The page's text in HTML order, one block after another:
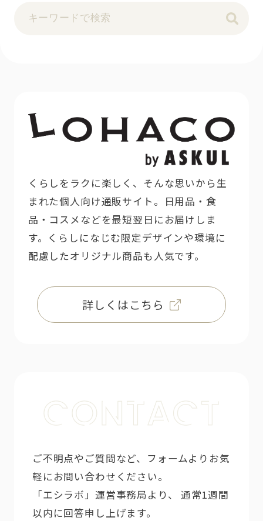
くらしをラクに楽しく、そんな思いから生
まれた個人向け通販サイト。日用品・食
品・コスメなどを最短翌日にお届けしま
す。くらしになじむ限定デザインや環境に
配慮したオリジナル商品も人気です。
詳しくはこちら
ご不明点やご質問など、フォームよりお気
軽にお問い合わせください。
「エシラボ」運営事務局より、 通常1週間
以内に回答申し上げます。